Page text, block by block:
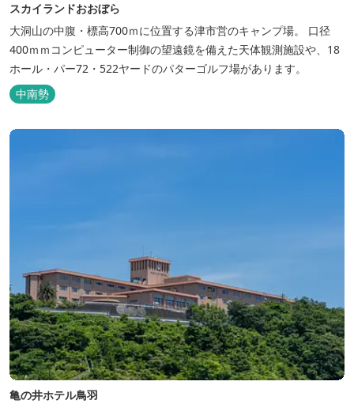
スカイランドおおぼら
大洞山の中腹・標高700ｍに位置する津市営のキャンプ場。 口径
400ｍｍコンピューター制御の望遠鏡を備えた天体観測施設や、18
ホール・パー72・522ヤードのパターゴルフ場があります。
中南勢
亀の井ホテル鳥羽